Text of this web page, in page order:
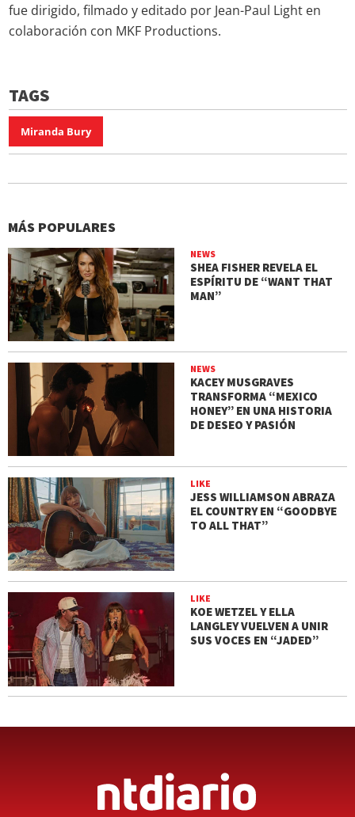
fue dirigido, filmado y editado por Jean-Paul Light en
colaboración con MKF Productions.
TAGS
Miranda Bury
MÁS POPULARES
NEWS
SHEA FISHER REVELA EL
ESPÍRITU DE “WANT THAT
MAN”
NEWS
KACEY MUSGRAVES
TRANSFORMA “MEXICO
HONEY” EN UNA HISTORIA
DE DESEO Y PASIÓN
LIKE
JESS WILLIAMSON ABRAZA
EL COUNTRY EN “GOODBYE
TO ALL THAT”
LIKE
KOE WETZEL Y ELLA
LANGLEY VUELVEN A UNIR
SUS VOCES EN “JADED”